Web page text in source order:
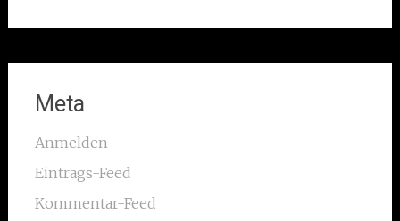
Meta
Anmelden
Eintrags-Feed
Kommentar-Feed